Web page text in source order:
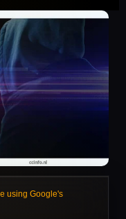
using Google's